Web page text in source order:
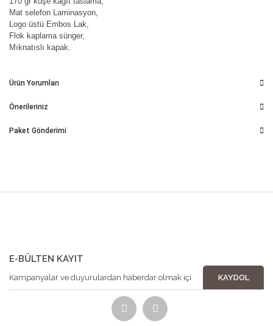
Mat selefon Laminasyon,
Logo üstü Embos Lak,
Flok kaplama sünger,
Mıknatıslı kapak.
Ürün Yorumları
Önerileriniz
Paket Gönderimi
E-BÜLTEN KAYIT
KAYDOL